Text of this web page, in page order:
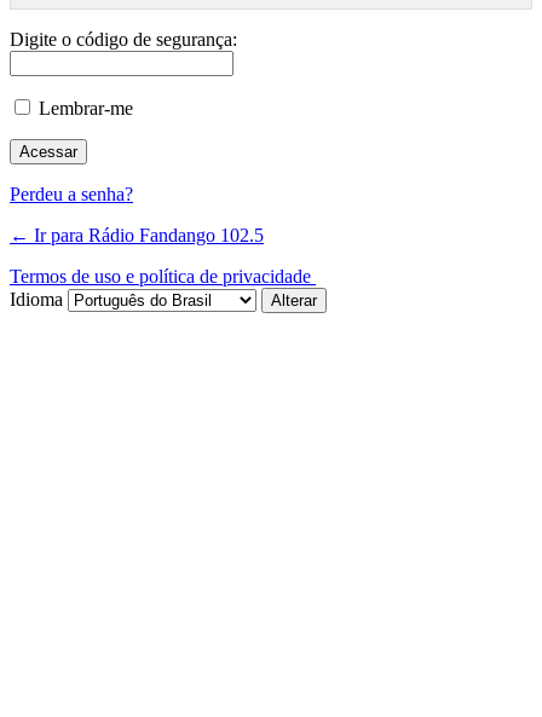
Digite o código de segurança:
Lembrar-me
Perdeu a senha?
← Ir para Rádio Fandango 102.5
Termos de uso e política de privacidade
Idioma